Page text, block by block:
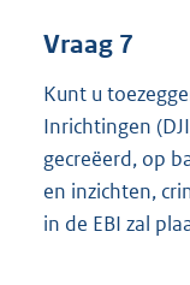
Vraag 7
Kunt u
Inrichtingen
gecreëerd, op
en inzichten,
in de EBI zal